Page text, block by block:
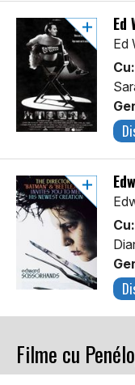
Ed
Ed
Cu:
Cu:
Filme cu